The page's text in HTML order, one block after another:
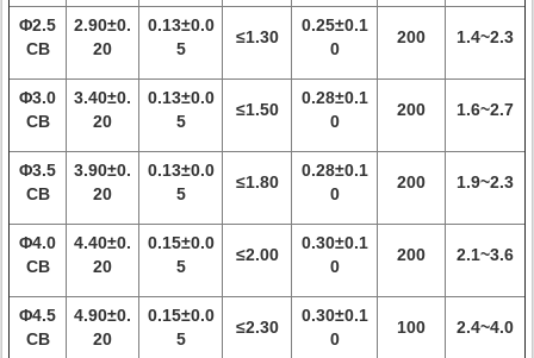
Φ2.5
CB
2.90±0.
20
0.13±0.0
5
≤1.30
0.25±0.1
0
200 1.4~2.3
Φ3.0
CB
3.40±0.
20
0.13±0.0
5
≤1.50
0.28±0.1
0
200 1.6~2.7
Φ3.5
CB
3.90±0.
20
0.13±0.0
5
≤1.80
0.28±0.1
0
200 1.9~2.3
Φ4.0
CB
4.40±0.
20
0.15±0.0
5
≤2.00
0.30±0.1
0
200 2.1~3.6
Φ4.5
CB
4.90±0.
20
0.15±0.0
5
≤2.30
0.30±0.1
0
100 2.4~4.0